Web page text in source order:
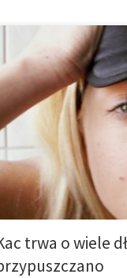
okazuje, kac po wypiciu
wiele dłużej niż
po obficie zakrapianej
mogą popełnić
wpływ na zdolności
już śladów alkoholu […]
trwa o wiele